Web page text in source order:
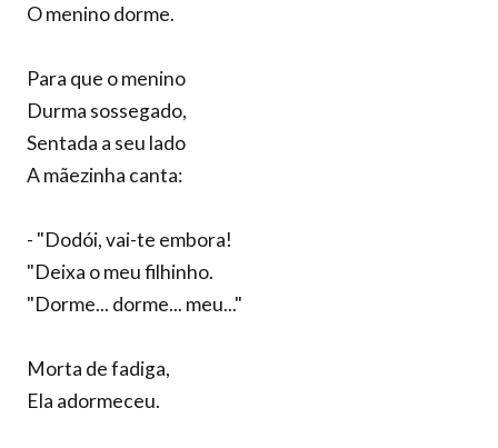
O menino dorme.
Para que o menino
Durma sossegado,
Sentada a seu lado
A mãezinha canta:
- "Dodói, vai-te embora!
"Deixa o meu filhinho.
"Dorme... dorme... meu..."
Morta de fadiga,
Ela adormeceu.